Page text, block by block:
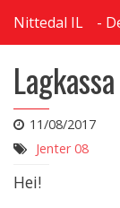
Nittedal IL
Lagkassa
11/08/2017
Jenter 08
Hei!